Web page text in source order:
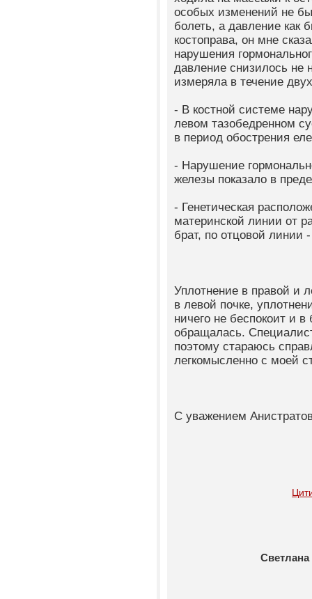
особых изменений не
болеть, а давление как
костоправа, он мне
нарушения
давление снизилось не
измеряла в течение
- В костной системе
левом тазобедренном
в период обострения
- Нарушение
железы показало в
- Генетическая
материнской линии от
брат, по отцовой линии -
Уплотнение в правой и
в левой почке,
ничего не беспокоит и
обращалась.
поэтому стараюсь
легкомысленно с моей
С уважением